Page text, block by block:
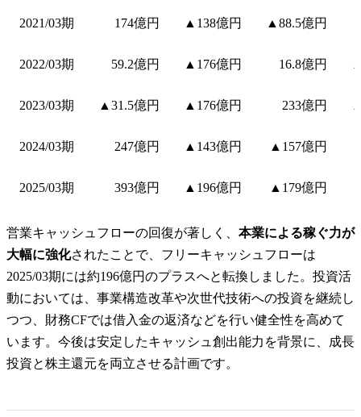
2021/03期 174億円 ▲138億円 ▲88.5億円
2022/03期 59.2億円 ▲176億円 16.8億円
2023/03期 ▲31.5億円 ▲176億円 233億円
2024/03期 247億円 ▲143億円 ▲157億円
2025/03期 393億円 ▲196億円 ▲179億円
営業キャッシュフローの回復が著しく、 本業による稼ぐ力が
大幅に強化されたことで、フリーキャッシュフローは
2025/03期には約196億円のプラスへと転換しました。投資活
動においては、事業構造改革や次世代技術への投資を継続し
つつ、財務CFでは借入金の返済などを行い健全性を高めて
います。今後は安定したキャッシュ創出能力を背景に、成長
投資と株主還元を両立させる計画です。